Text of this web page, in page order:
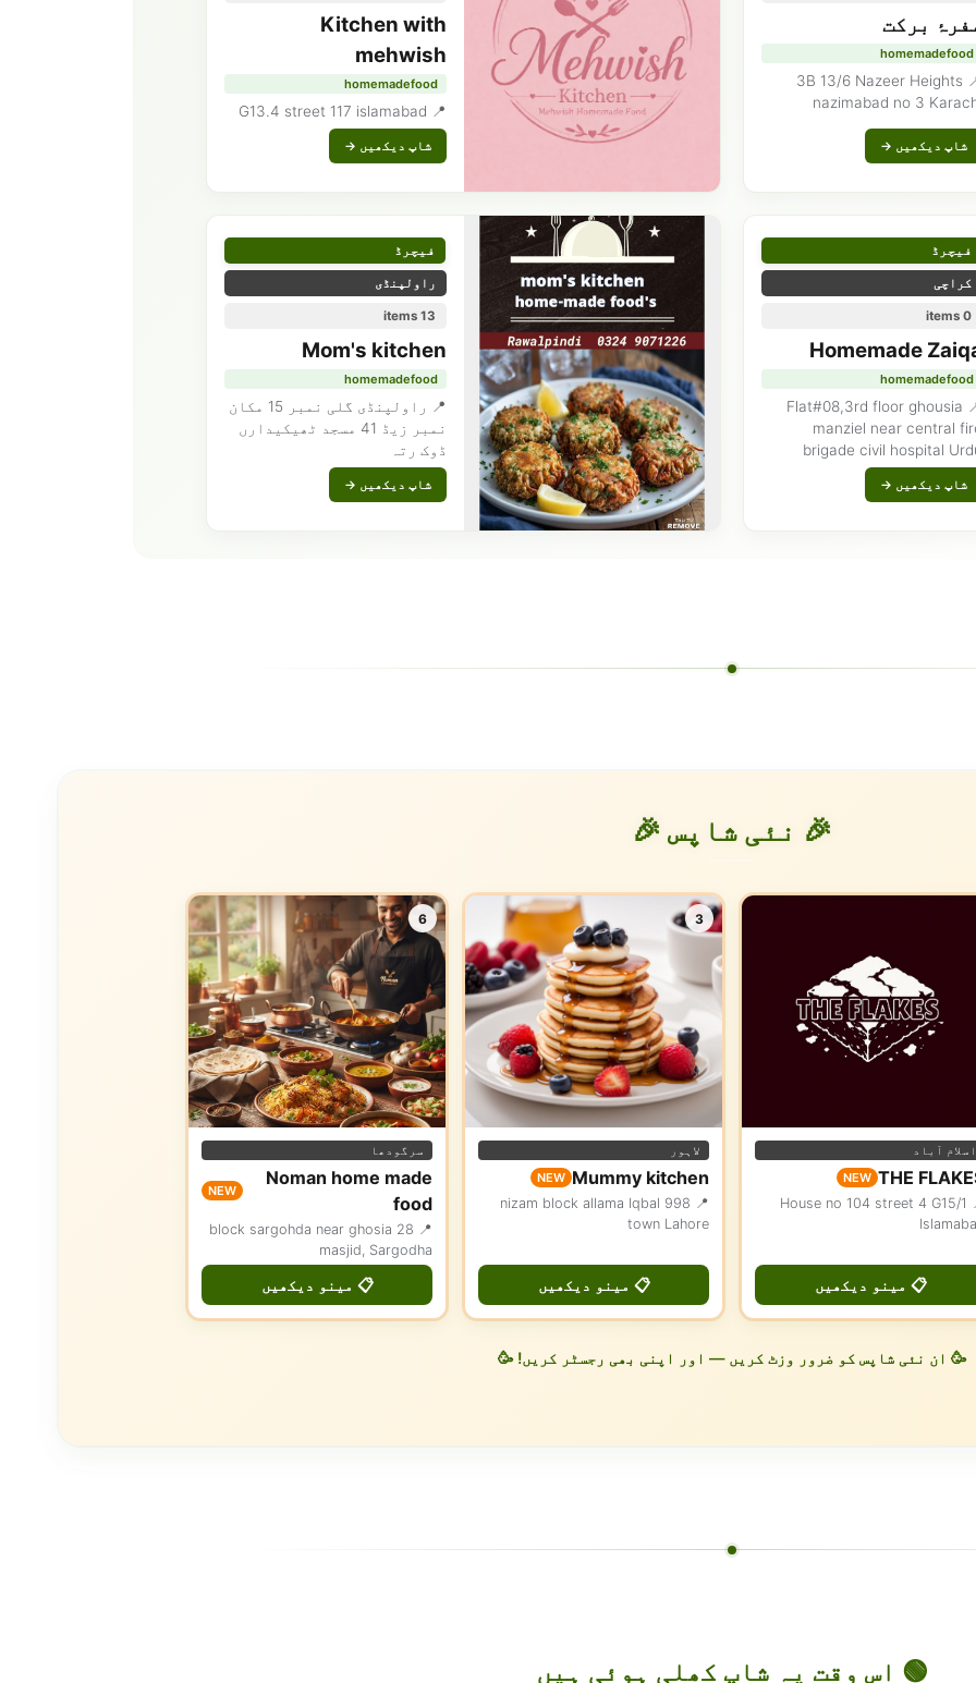
برکت
homemadefood
📍 3B 13/6 Nazeer Heights
nazimabad no 3
شاپ دیکھیں →
Kitchen with
mehwish
homemadefood
📍 G13.4 street 117 islamabad
شاپ دیکھیں →
فیچرڈ
کراچی
0 items
Homemade
homemadefood
📍 Flat#08,3rd floor ghousia
manziel near central
brigade civil hospital
university hira lal ganatra
شاپ دیکھیں →
فیچرڈ
راولپنڈی
13 items
Mom's kitchen
homemadefood
📍 راولپنڈی گلی نمبر 15 مکان
نمبر زیڈ 41 مسجد ٹھیکیدارں
ڈوک رتہ
شاپ دیکھیں →
🎉 نئی شاپس 🎉
اسلام آباد
THE
NEW
📍 House no 104 street 4 G15/1
📋 مینو دیکھیں
3
لاہور
Mummy kitchen
NEW
📍 998 nizam block allama Iqbal
town Lahore
📋 مینو دیکھیں
6
سرگودھا
Noman home made
food
NEW
📍 28 block sargohda near ghosia
masjid, Sargodha
📋 مینو دیکھیں
🥳 ان نئی شاپس کو ضرور وزٹ کریں — اور اپنی بھی رجسٹر کریں! 🥳
🟢 اس وقت یہ شاپ کھلی ہوئی ہیں